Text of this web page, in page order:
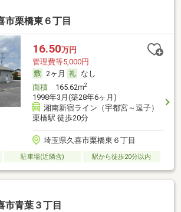
市栗橋東６丁目
16.50万円
管理費等5,000円
2ヶ月
なし
面積165.62m2
1998年3月(築28年6ヶ月)
湘南新宿ライン（宇都宮～逗子）
栗橋駅 徒歩20分
埼玉県久喜市栗橋東６丁目
駐車場(近隣含) 駅から徒歩20分以内
市青葉３丁目